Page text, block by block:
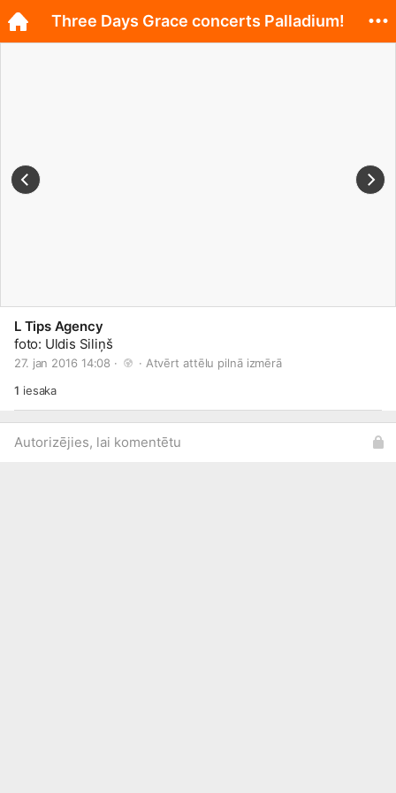
L Tips Agency
foto: Uldis Siliņš
27. jan 2016 14:08 · · Atvērt attēlu pilnā izmērā
1 iesaka
Autorizējies, lai komentētu
Three Days Grace concerts Palladium!